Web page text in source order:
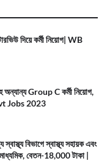
দিয়ে কর্মী নিয়োগ| WB
অন্যান্য Group C কর্মী নিয়োগ,
Jobs 2023
স্বাস্থ্য বিভাগে স্বাস্থ্য সহায়ক এবং
বেতন-18,000 টাকা |